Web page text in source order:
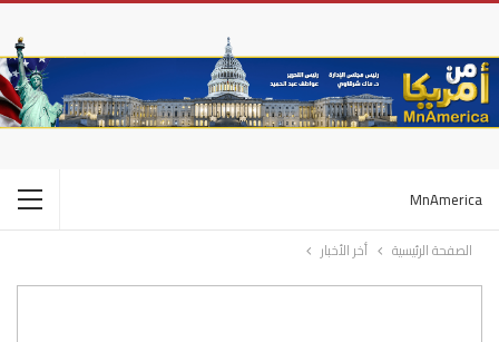
MnAmerica
الصفحة الرئيسية أخر الأخبار